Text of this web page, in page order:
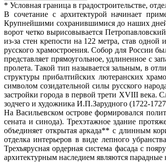
* Условная граница в градостроительстве,
В сочетание с архитектурой начинает
Крупнейшими сохранившимися до наших дней
ворот четко вырисовывается
из-за стен крепости на 122 метра, став
русского храмостроения. Собор для России
представляет прямоугольное, удлиненное с
пролета. Такой тип называется зальным, в
структуры прибалтийских лютеранских
символом созидательной силы русского
застройки города в первой трети XVIII века.
зодчего и художника И.П.Зарудного (1722-
На Васильевском острове формировался
сената и синода). Трехэтажное здание
объединяет открытая аркада** с длинным
отделка интерьеров в виде лепного
Трехъярусная ордерная система фасада с
архитектурным наследием являются